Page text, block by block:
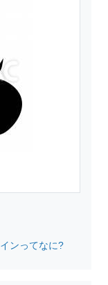
ンってなに?